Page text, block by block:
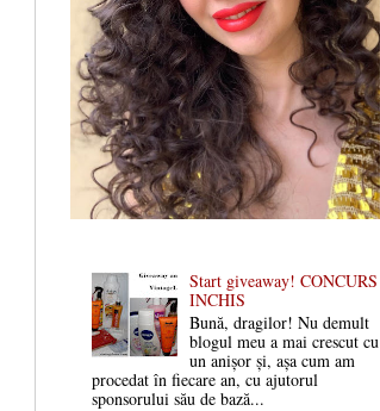
Start giveaway! CONCURS
INCHIS
Bună, dragilor! Nu demult
blogul meu a mai crescut cu
un anișor și, așa cum am
procedat în fiecare an, cu ajutorul
sponsorului său de bază...